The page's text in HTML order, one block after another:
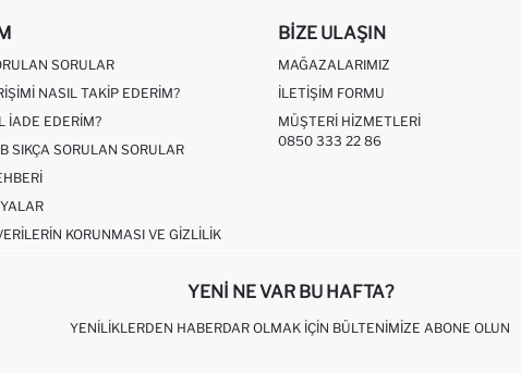
SORULAR
NASIL TAKIP EDERIM?
İADE EDERIM?
SIKÇA SORULAN SORULAR
KORUNMASI VE GIZLILIK
BIZE ULAŞIN
MAĞAZALARIMIZ
İLETIŞIM FORMU
MÜŞTERI HIZMETLERI
0850 333 22 86
YENI NE VAR BU HAFTA?
YENILIKLERDEN HABERDAR OLMAK İÇIN BÜLTENIMIZE ABONE OLUN